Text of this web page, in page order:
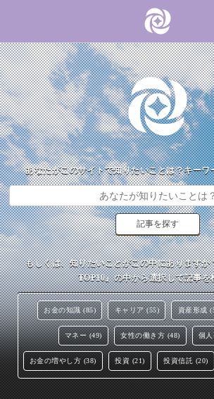
あなたがこのサイトで知りたいことは？キーワ
もしくは、知りたいことがこの中にありますか
TOP10』の中から選択して記事を
お金の知識 (85) キャリア (55) 資産形成
マネー (49) 女性の働き方 (48) 個
お金の増やし方 (38) 投資 (21) 投資信託 (20)